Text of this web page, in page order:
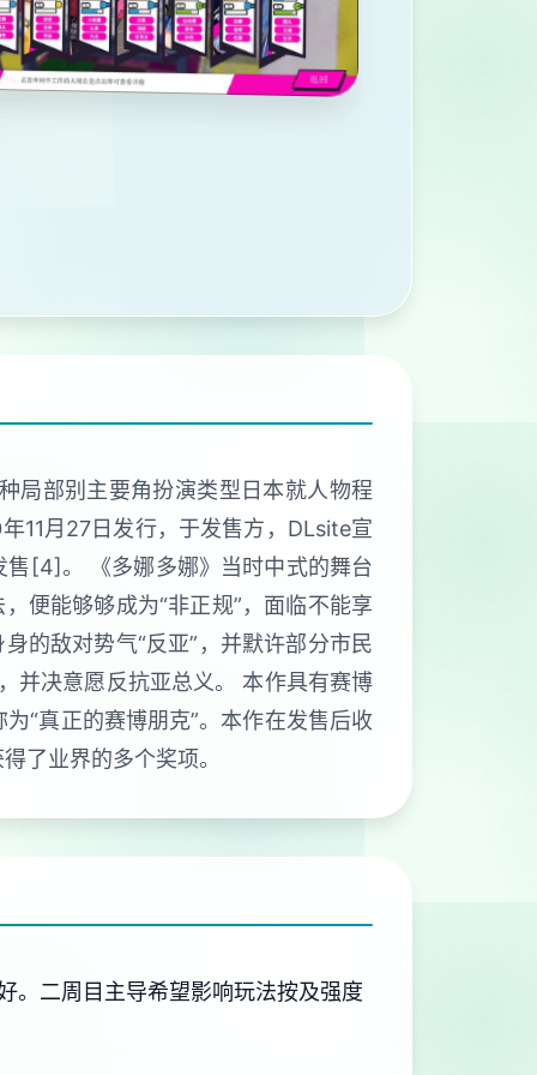
局部别主要角扮演类型日本就人物程
11月27日发行，于发售方，DLsite宣
[4]。 《多娜多娜》当时中式的舞台
便能够够成为“非正规”，面临不能享
的敌对势气“反亚”，并默许部分市民
并决意愿反抗亚总义。 本作具有赛博
“真正的赛博朋克”。本作在发售后收
了业界的多个奖项。
。二周目主导希望影响玩法按及强度